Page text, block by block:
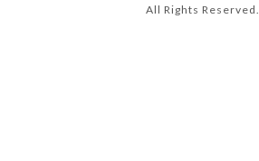
All Rights Reserved.